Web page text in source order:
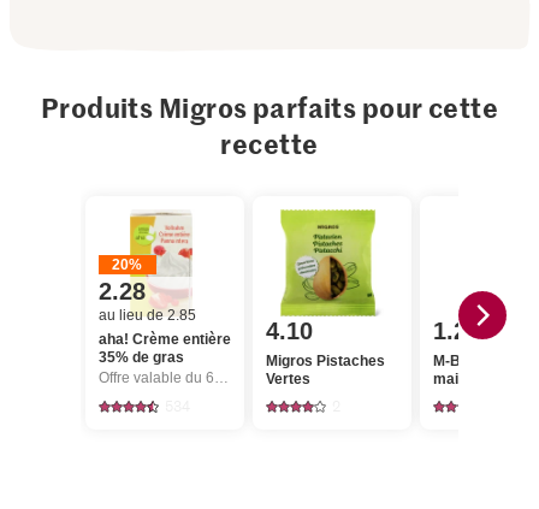
Produits Migros parfaits pour cette
recette
20%
2.28
au lieu de 2.85
aha! Crème entière
35% de gras
Offre valable du 6.8 au 12.8.2026, jusqu’à épuisement du stock.
4.10
Migros Pistaches
Vertes
1.25
M-Budget Séré
maigre